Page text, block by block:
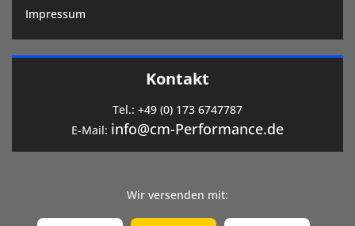
Impressum
Kontakt
Tel.: +49 (0) 173 6747787
E-Mail: info@cm-Performance.de
Wir versenden mit: